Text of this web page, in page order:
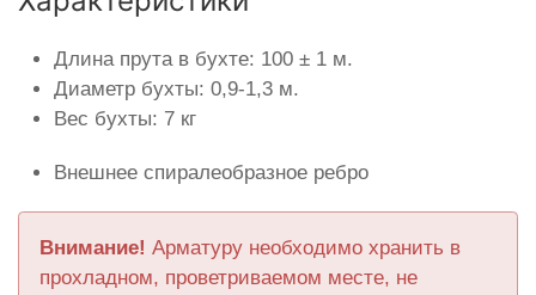
Длина прута в бухте: 100 ± 1 м.
Диаметр бухты: 0,9-1,3 м.
Вес бухты: 7 кг
Внешнее спиралеобразное ребро
Внимание! Арматуру необходимо хранить в
прохладном, проветриваемом месте, не